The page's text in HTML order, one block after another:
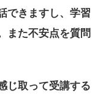
できますし、学習
また不安点を質問
じ取って受講する